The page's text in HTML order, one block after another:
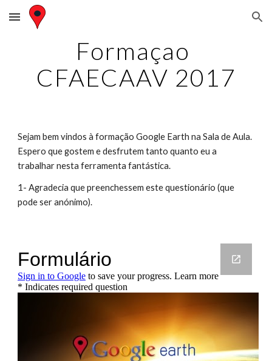
Skip to main content Skip to navigation
Formaçao
CFAECAAV 2017
Sejam bem vindos à formação Google Earth na Sala de Aula.
Espero que gostem e desfrutem tanto quanto eu a
trabalhar nesta ferramenta fantástica.
1- Agradecia que preenchessem este questionário (que
pode ser anónimo).